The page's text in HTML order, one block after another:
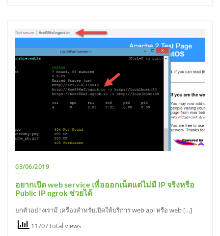
03/06/2019
อยากเปิด web service เพื่อออกเน็ตแต่ไม่มี IP จริงหรือ
Public IP ngrok ช่วยได้
ยกตัวอย่างเรามี เครื่องสำหรับเปิดให้บริการ web api หรือ web […]
11707 total views